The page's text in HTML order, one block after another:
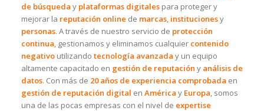
de búsqueda y plataformas digitalespara proteger y
mejorar la reputación online de marcas, institucionesy
personas. A través de nuestro servicio de protección
continua, gestionamos y eliminamos cualquier contenido
negativoutilizando tecnología avanzada y un equipo
altamente capacitado en gestión de reputación y análisis de
datos. Con más de 20 años de experiencia comprobada en
gestión de reputación digital en América y Europa, somos
una de las pocas empresas con el nivel de expertise